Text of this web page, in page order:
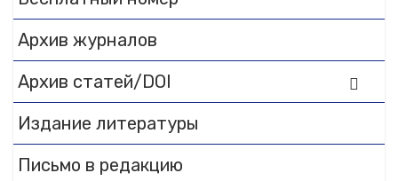
Архив журналов
Архив статей/DOI
Издание литературы
Письмо в редакцию